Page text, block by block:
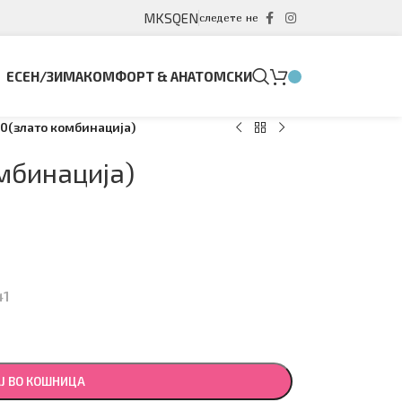
MKSQENследете не
ЕСЕН/ЗИМАКОМФОРТ & АНАТОМСКИ
комбинација)
ВО КОШНИЦА